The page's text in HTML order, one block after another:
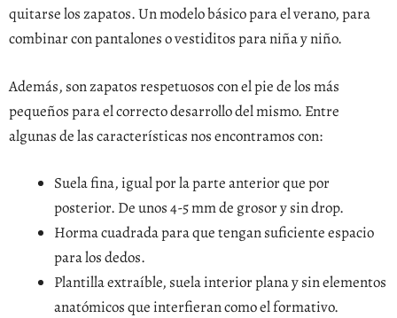
quitarse los zapatos. Un modelo básico para el verano, para
combinar con pantalones o vestiditos para niña y niño.
Además, son zapatos respetuosos con el pie de los más
pequeños para el correcto desarrollo del mismo. Entre
algunas de las características nos encontramos con:
Suela fina, igual por la parte anterior que por
posterior. De unos 4-5 mm de grosor y sin drop.
Horma cuadrada para que tengan suficiente espacio
para los dedos.
Plantilla extraíble, suela interior plana y sin elementos
anatómicos que interfieran como el formativo.